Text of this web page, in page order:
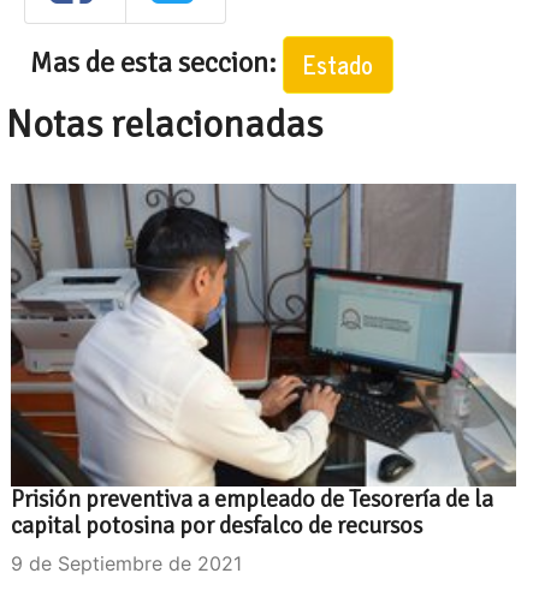
Mas de esta seccion: Estado
Notas relacionadas
Prisión preventiva a empleado de Tesorería de la
capital potosina por desfalco de recursos
9 de Septiembre de 2021